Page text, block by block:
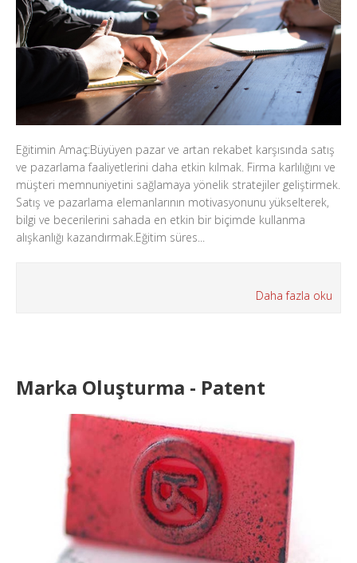
Eğitimin Amaç:Büyüyen pazar ve artan rekabet karşısında satış
ve pazarlama faaliyetlerini daha etkin kılmak. Firma karlılığını ve
müşteri memnuniyetini sağlamaya yönelik stratejiler geliştirmek.
Satış ve pazarlama elemanlarının motivasyonunu yükselterek,
bilgi ve becerilerini sahada en etkin bir biçimde kullanma
alışkanlığı kazandırmak.Eğitim süres...
Daha fazla oku
Marka Oluşturma - Patent